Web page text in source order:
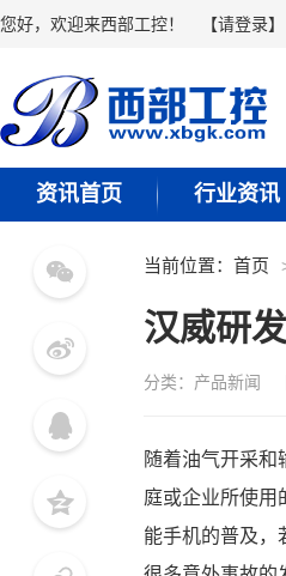
您好，欢迎来西部工控！ 【请登录
资讯首页 行业资讯
当前位置： 首页
汉威研
分类： 产品新闻
随着油气开采和
庭或企业所使用
能手机的普及，